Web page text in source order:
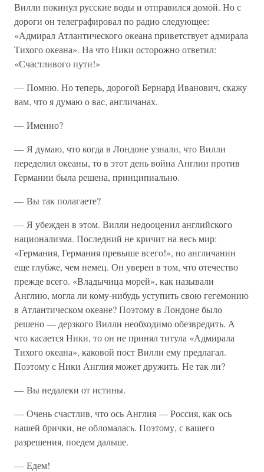
Вилли покинул русские воды и отправился домой. Но с
дороги он телеграфировал по радио следующее:
«Адмирал Атлантического океана приветствует адмирала
Тихого океана». На что Ники осторожно ответил:
«Счастливого пути!»
— Помню. Но теперь, дорогой Бернард Иванович, скажу
вам, что я думаю о вас, англичанах.
— Именно?
— Я думаю, что когда в Лондоне узнали, что Вилли
переделил океаны, то в этот день война Англии против
Германии была решена, принципиально.
— Вы так полагаете?
— Я убежден в этом. Вилли недооценил английского
национализма. Последний не кричит на весь мир:
«Германия, Германия превыше всего!», но англичанин
еще глубже, чем немец. Он уверен в том, что отечество
прежде всего. «Владычица морей», как называли
Англию, могла ли кому-нибудь уступить свою гегемонию
в Атлантическом океане? Поэтому в Лондоне было
решено — дерзкого Вилли необходимо обезвредить. А
что касается Ники, то он не принял титула «Адмирала
Тихого океана», каковой пост Вилли ему предлагал.
Поэтому с Ники Англия может дружить. Не так ли?
— Вы недалеки от истины.
— Очень счастлив, что ось Англия — Россия, как ось
нашей брички, не обломалась. Поэтому, с вашего
разрешения, поедем дальше.
— Едем!